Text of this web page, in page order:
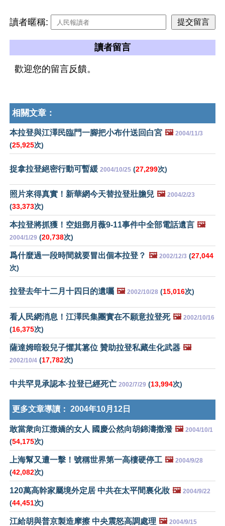
讀者暱稱:
讀者留言
歡迎您的留言反饋。
相關文章：
本拉登與江澤民臨門一腳把小布什送回白宮 🖼️ 2004/11/3
(25,925次)
捉拿拉登絕密行動可暫緩 2004/10/25 (27,299次)
照片來得真實！新華網今天替拉登壯膽兒 🖼️ 2004/2/23
(33,373次)
本拉登將抓獲！空姐鄧月薇9-11事件中全部電話遺言 🖼️
2004/1/29 (20,738次)
爲什麼過一段時間就要冒出個本拉登？ 🖼️ 2002/12/3 (27,044
次)
拉登去年十二月十四日的遺囑 🖼️ 2002/10/28 (15,016次)
看人民網消息！江澤民集團實在不願意拉登死 🖼️ 2002/10/16
(16,375次)
薩達姆暗殺兒子懼其篡位 贊助拉登私藏生化武器 🖼️
2002/10/4 (17,782次)
中共罕見承認本·拉登已經死亡 2002/7/29 (13,994次)
更多文章導讀： 2004年10月12日
敢當衆向江撒嬌的女人 國慶公然向胡錦濤撒潑 🖼️ 2004/10/1
(54,175次)
上海幫又遭一擊！號稱世界第一高樓硬停工 🖼️ 2004/9/28
(42,082次)
120萬高幹家屬境外定居 中共在太平間裏化妝 🖼️ 2004/9/22
(44,451次)
江給胡與普京製造摩擦 中央震怒高調處理 🖼️ 2004/9/15